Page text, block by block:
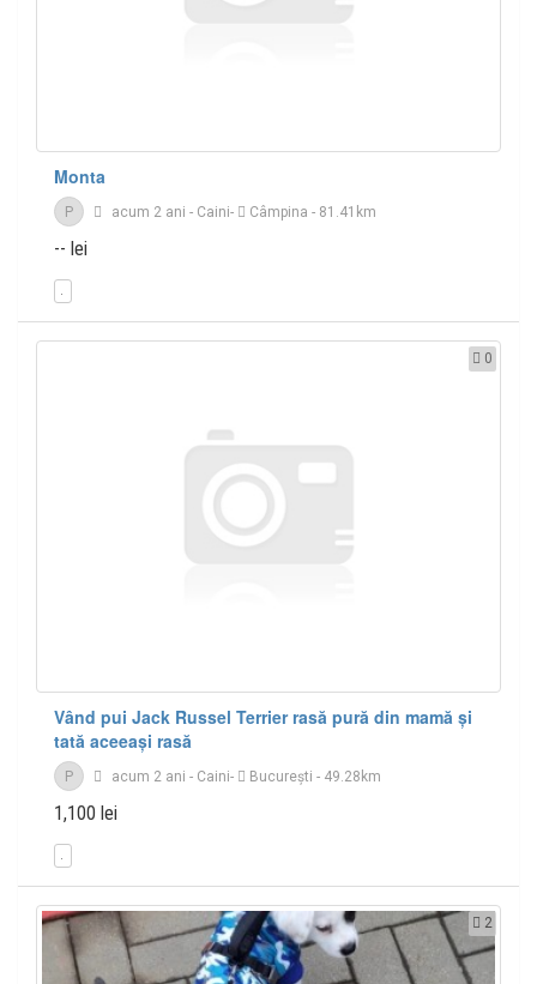
Monta
P acum 2 ani - Caini- Câmpina - 81.41km
-- lei
0
Vând pui Jack Russel Terrier rasă pură din mamă și
tată aceeași rasă
P acum 2 ani - Caini- București - 49.28km
1,100 lei
2